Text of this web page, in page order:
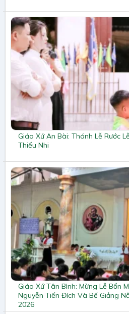
Giáo Xứ An Bài: Thánh Lễ Rước
Thiếu Nhi
Giáo Xứ Tân Bình: Mừng Lễ Bổn
Nguyễn Tiến Đích Và Bế Giảng
2026